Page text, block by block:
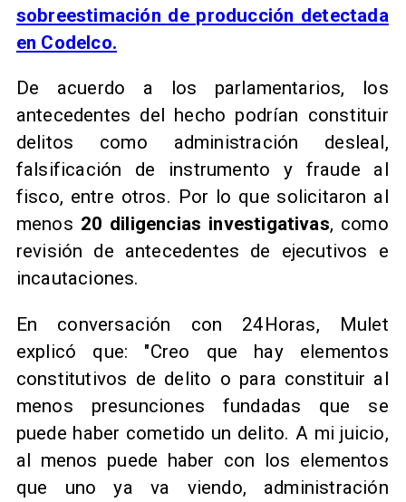
sobreestimación de producción detectada
en Codelco.
De acuerdo a los parlamentarios, los
antecedentes del hecho podrían constituir
delitos como administración desleal,
falsificación de instrumento y fraude al
fisco, entre otros. Por lo que solicitaron al
menos 20 diligencias investigativas, como
revisión de antecedentes de ejecutivos e
incautaciones.
En conversación con 24Horas, Mulet
explicó que: "Creo que hay elementos
constitutivos de delito o para constituir al
menos presunciones fundadas que se
puede haber cometido un delito. A mi juicio,
al menos puede haber con los elementos
que uno ya va viendo, administración